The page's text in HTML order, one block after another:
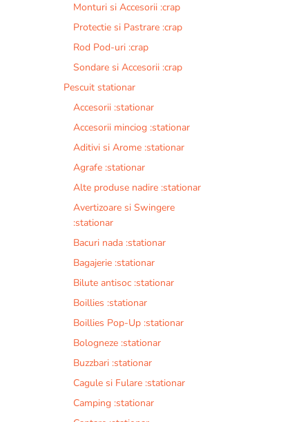
Monturi si Accesorii :crap
Protectie si Pastrare :crap
Rod Pod-uri :crap
Sondare si Accesorii :crap
Pescuit stationar
Accesorii :stationar
Accesorii minciog :stationar
Aditivi si Arome :stationar
Agrafe :stationar
Alte produse nadire :stationar
Avertizoare si Swingere
:stationar
Bacuri nada :stationar
Bagajerie :stationar
Bilute antisoc :stationar
Boillies :stationar
Boillies Pop-Up :stationar
Bologneze :stationar
Buzzbari :stationar
Cagule si Fulare :stationar
Camping :stationar